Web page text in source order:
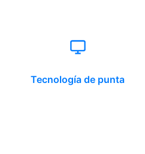
Tecnología de punta